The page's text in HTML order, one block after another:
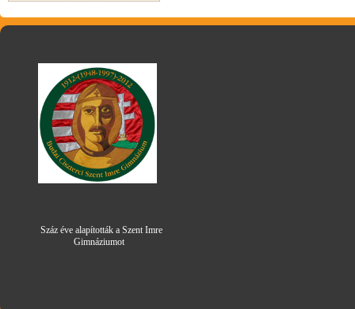
Száz éve alapították a Szent Imre
Gimnáziumot